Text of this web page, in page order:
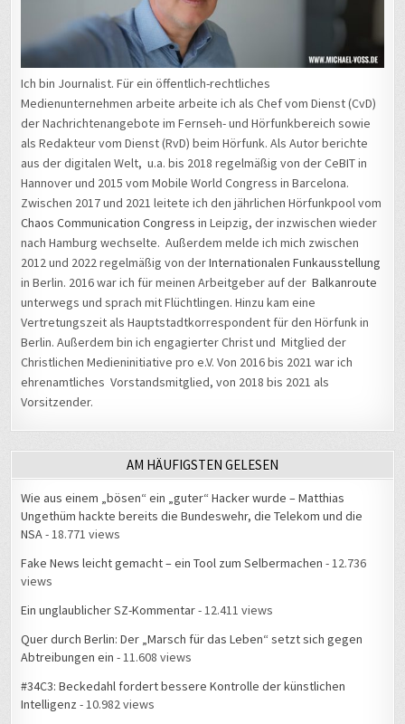
Ich bin Journalist. Für ein öffentlich-rechtliches
Medienunternehmen arbeite arbeite ich als Chef vom Dienst (CvD)
der Nachrichtenangebote im Fernseh- und Hörfunkbereich sowie
als Redakteur vom Dienst (RvD) beim Hörfunk. Als Autor berichte
aus der digitalen Welt, u.a. bis 2018 regelmäßig von der CeBIT in
Hannover und 2015 vom Mobile World Congress in Barcelona.
Zwischen 2017 und 2021 leitete ich den jährlichen Hörfunkpool vom
Chaos Communication Congress in Leipzig, der inzwischen wieder
nach Hamburg wechselte. Außerdem melde ich mich zwischen
2012 und 2022 regelmäßig von derInternationalen Funkausstellung
in Berlin. 2016 war ich für meinen Arbeitgeber auf derBalkanroute
unterwegs und sprach mit Flüchtlingen. Hinzu kam eine
Vertretungszeit als Hauptstadtkorrespondent für den Hörfunk in
Berlin. Außerdem bin ich engagierter Christ und Mitglied der
Christlichen Medieninitiative pro e.V. Von 2016 bis 2021 war ich
ehrenamtliches Vorstandsmitglied, von 2018 bis 2021 als
Vorsitzender.
AM HÄUFIGSTEN GELESEN
Wie aus einem „bösen“ ein „guter“ Hacker wurde – Matthias
Ungethüm hackte bereits die Bundeswehr, die Telekom und die
NSA- 18.771 views
Fake News leicht gemacht – ein Tool zum Selbermachen - 12.736
views
Ein unglaublicher SZ-Kommentar- 12.411 views
Quer durch Berlin: Der „Marsch für das Leben“ setzt sich gegen
Abtreibungen ein - 11.608 views
#34C3: Beckedahl fordert bessere Kontrolle der künstlichen
Intelligenz - 10.982 views